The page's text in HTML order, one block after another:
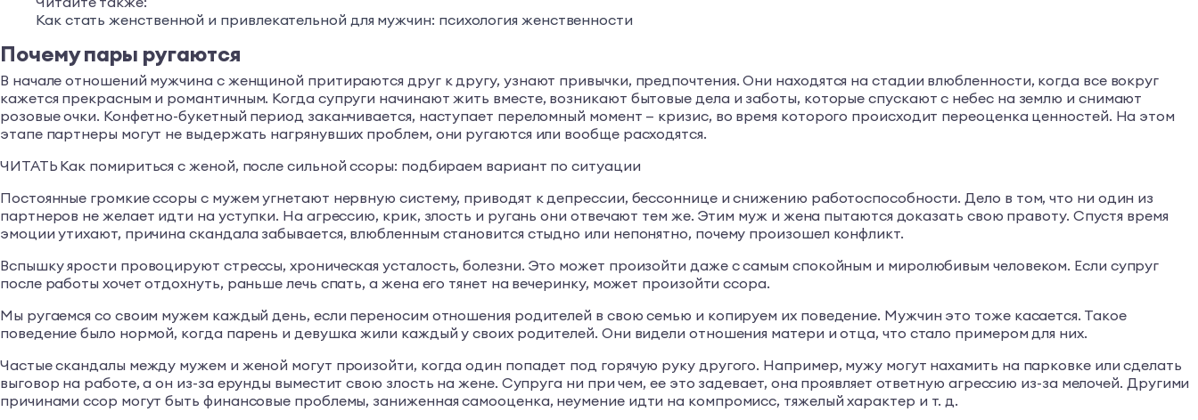
Как стать женственной и привлекательной для мужчин: психология женственности
Почему пары ругаются
В начале отношений мужчина с женщиной притираются друг к другу, узнают привычки, предпочтения. Они находятся на стадии влюбленности, когда все вокруг
кажется прекрасным и романтичным. Когда супруги начинают жить вместе, возникают бытовые дела и заботы, которые спускают с небес на землю и снимают
розовые очки. Конфетно-букетный период заканчивается, наступает переломный момент — кризис, во время которого происходит переоценка ценностей. На этом
этапе партнеры могут не выдержать нагрянувших проблем, они ругаются или вообще расходятся.
ЧИТАТЬ Как помириться с женой, после сильной ссоры: подбираем вариант по ситуации
Постоянные громкие ссоры с мужем угнетают нервную систему, приводят к депрессии, бессоннице и снижению работоспособности. Дело в том, что ни один из
партнеров не желает идти на уступки. На агрессию, крик, злость и ругань они отвечают тем же. Этим муж и жена пытаются доказать свою правоту. Спустя время
эмоции утихают, причина скандала забывается, влюбленным становится стыдно или непонятно, почему произошел конфликт.
Вспышку ярости провоцируют стрессы, хроническая усталость, болезни. Это может произойти даже с самым спокойным и миролюбивым человеком. Если супруг
после работы хочет отдохнуть, раньше лечь спать, а жена его тянет на вечеринку, может произойти ссора.
Мы ругаемся со своим мужем каждый день, если переносим отношения родителей в свою семью и копируем их поведение. Мужчин это тоже касается. Такое
поведение было нормой, когда парень и девушка жили каждый у своих родителей. Они видели отношения матери и отца, что стало примером для них.
Частые скандалы между мужем и женой могут произойти, когда один попадет под горячую руку другого. Например, мужу могут нахамить на парковке или сделать
выговор на работе, а он из-за ерунды выместит свою злость на жене. Супруга ни при чем, ее это задевает, она проявляет ответную агрессию из-за мелочей. Другими
причинами ссор могут быть финансовые проблемы, заниженная самооценка, неумение идти на компромисс, тяжелый характер и т. д.